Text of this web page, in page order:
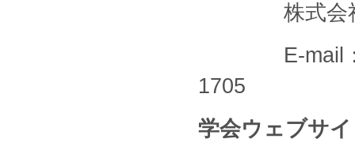
株式会社メ
E-mail
1705
学会ウェブサ